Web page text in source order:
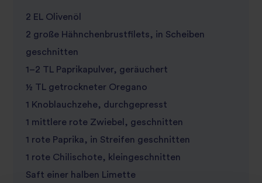
2 EL Olivenöl
2 große Hähnchenbrustfilets, in Scheiben
geschnitten
1–2 TL Paprikapulver, geräuchert
½ TL getrockneter Oregano
1 Knoblauchzehe, durchgepresst
1 mittlere rote Zwiebel, geschnitten
1 rote Paprika, in Streifen geschnitten
1 rote Chilischote, kleingeschnitten
Saft einer halben Limette